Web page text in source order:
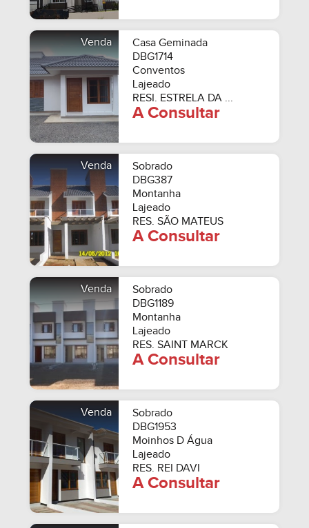
Venda
Casa Geminada
DBG1714
Conventos
Lajeado
RESI. ESTRELA DA ...
A Consultar
Venda
Sobrado
DBG387
Montanha
Lajeado
RES. SÃO MATEUS
A Consultar
Venda
Sobrado
DBG1189
Montanha
Lajeado
RES. SAINT MARCK
A Consultar
Venda
Sobrado
DBG1953
Moinhos D Água
Lajeado
RES. REI DAVI
A Consultar